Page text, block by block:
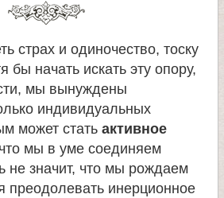
страх и одиночество, тоску
бы начать искать эту опору,
мы вынуждены
индивидуальных
может стать активное
мы в уме соединяем
значит, что мы рождаем
преодолевать инерционное